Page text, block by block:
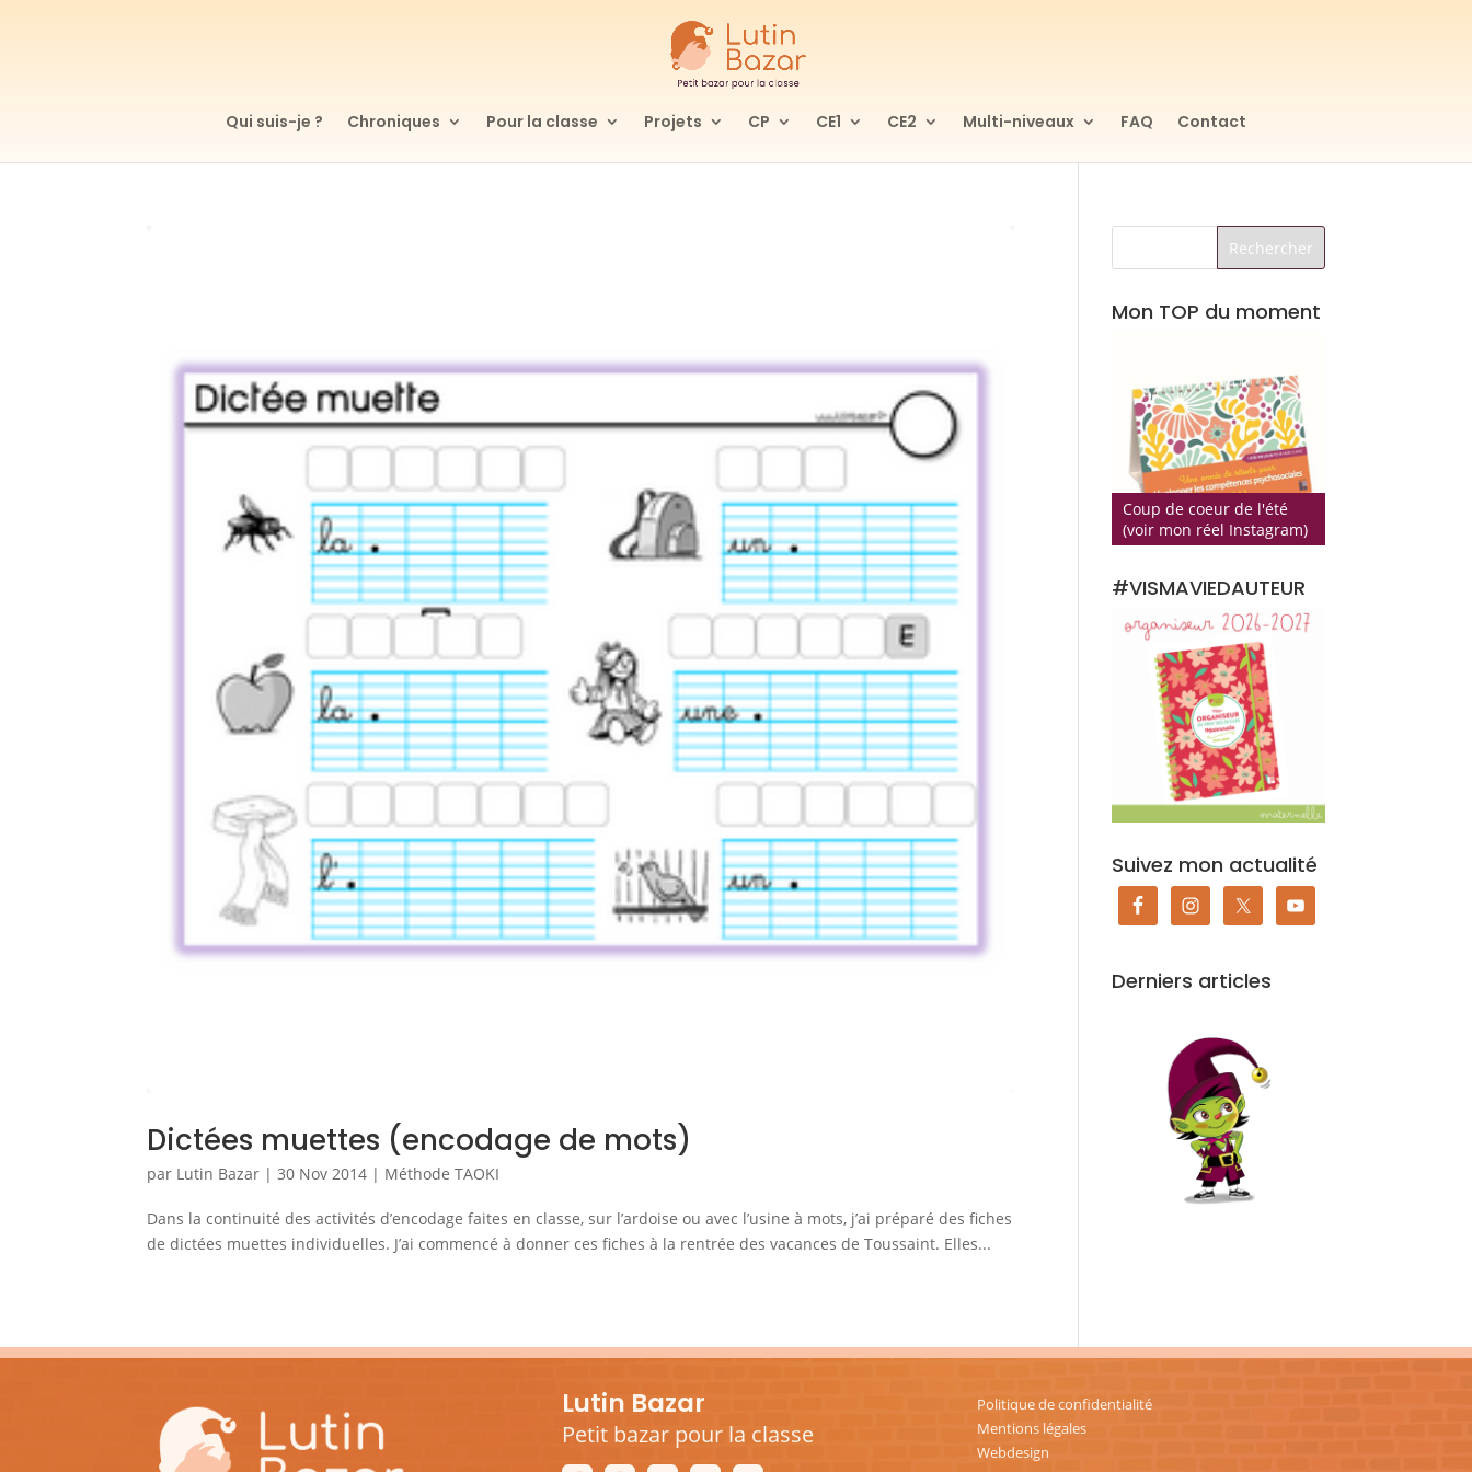
Qui suis-je ? Chroniques Pour la classe Projets CP CE1 CE2 Multi-niveaux FAQ Contact
Dictées muettes (encodage de mots)
par Lutin Bazar |30 Nov 2014 | Méthode TAOKI
Dans la continuité des activités d’encodage faites en classe, sur l’ardoise ou avec l’usine à mots, j’ai préparé des fiches
de dictées muettes individuelles. J’ai commencé à donner ces fiches à la rentrée des vacances de Toussaint. Elles...
Mon TOP du moment
Coup de coeur de l'été
(voir mon réel Instagram)
#VISMAVIEDAUTEUR
Suivez mon actualité
Derniers articles
Lutin Bazar
Petit bazar pour la classe
Politique de confidentialité
Mentions légales
Webdesign